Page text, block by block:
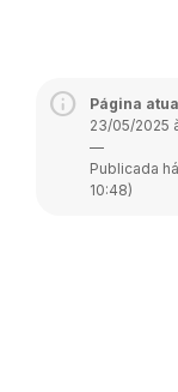
Página
23/05/2025
—
Publicada
10:48)